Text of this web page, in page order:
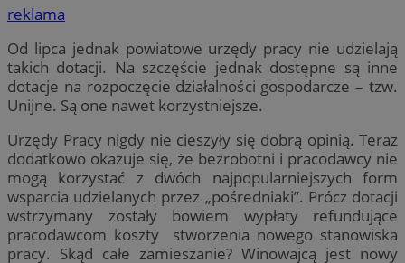
reklama
Od lipca jednak powiatowe urzędy pracy nie udzielają
takich dotacji. Na szczęście jednak dostępne są inne
dotacje na rozpoczęcie działalności gospodarcze – tzw.
Unijne. Są one nawet korzystniejsze.
Urzędy Pracy nigdy nie cieszyły się dobrą opinią. Teraz
dodatkowo okazuje się, że bezrobotni i pracodawcy nie
mogą korzystać z dwóch najpopularniejszych form
wsparcia udzielanych przez „pośredniaki”. Prócz dotacji
wstrzymany zostały bowiem wypłaty refundujące
pracodawcom koszty stworzenia nowego stanowiska
pracy. Skąd całe zamieszanie? Winowajcą jest nowy